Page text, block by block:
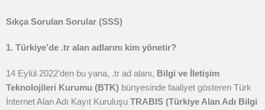
Sıkça Sorulan Sorular (SSS)
1. Türkiye’de .tr alan adlarını kim yönetir?
14 Eylül 2022’den bu yana, .tr ad alanı, Bilgi ve İletişim
Teknolojileri Kurumu (BTK) bünyesinde faaliyet gösteren Türk
İnternet Alan Adı Kayıt Kuruluşu TRABIS (Türkiye Alan Adı Bilgi